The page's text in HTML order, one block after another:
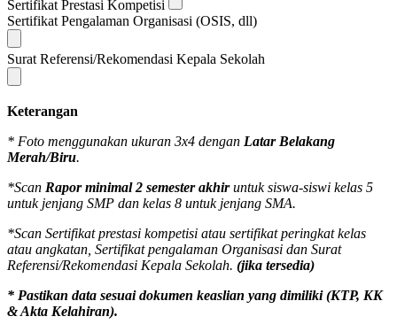
Sertifikat Prestasi Kompetisi
Sertifikat Pengalaman Organisasi (OSIS, dll)
Surat Referensi/Rekomendasi Kepala Sekolah
Keterangan
* Foto menggunakan ukuran 3x4 dengan Latar Belakang
Merah/Biru.
*Scan Rapor minimal 2 semester akhiruntuk siswa-siswi kelas 5
untuk jenjang SMP dan kelas 8 untuk jenjang SMA.
*Scan Sertifikat prestasi kompetisi atau sertifikat peringkat kelas
atau angkatan, Sertifikat pengalaman Organisasi dan Surat
Referensi/Rekomendasi Kepala Sekolah. (jika tersedia)
* Pastikan data sesuai dokumen keaslian yang dimiliki (KTP, KK
& Akta Kelahiran).